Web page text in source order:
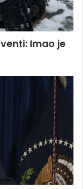
Imao je